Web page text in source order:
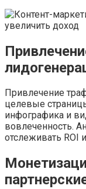
Привлечение
целевые
инфографика и
вовлеченность.
отслеживать ROI